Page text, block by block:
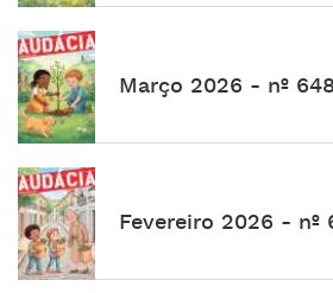
Março 2026 - nº 648
Fevereiro 2026 - nº